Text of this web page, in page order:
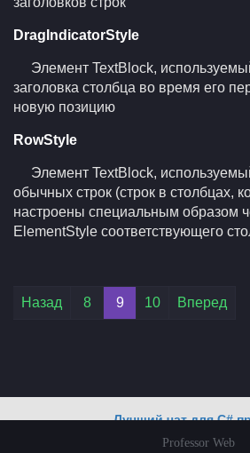
DragIndicatorStyle
Элемент TextBlock,
заголовка столбца во время его
новую позицию
RowStyle
Элемент TextBlock,
обычных строк (строк в столбцах,
настроены специальным образом
ElementStyle соответствующего
Лучший чат для C#
Professor Web